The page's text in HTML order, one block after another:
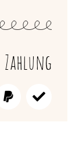
Zahlung